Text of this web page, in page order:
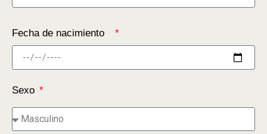
Fecha de nacimiento
Sexo